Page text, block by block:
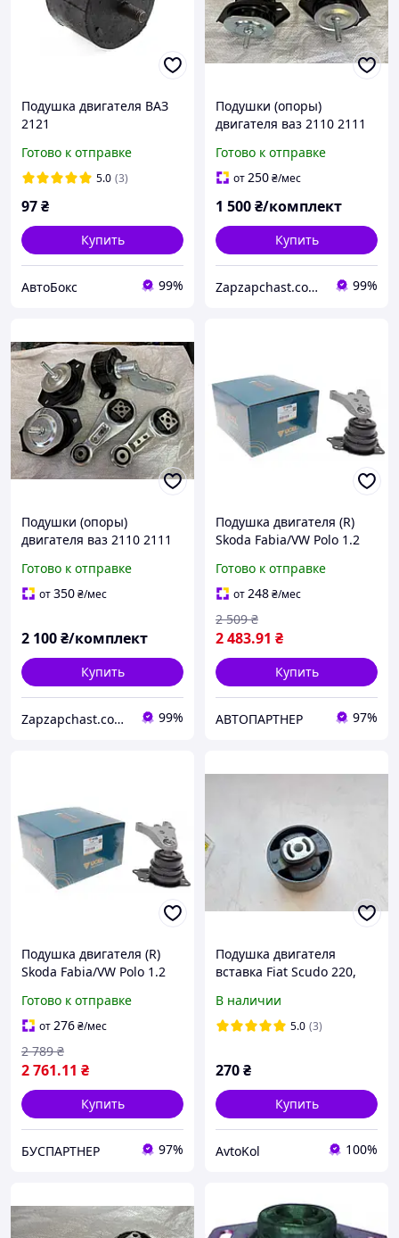
Подушка двигателя ВАЗ
2121
Готово к отправке
5.0 (3)
97₴
Купить
АвтоБокс 99%
Подушки (опоры)
двигателя ваз 2110 2111
Готово к отправке
от250₴/мес
1 500₴/комплект
Купить
Zapzapchast.com.ua Интернет Магазин Автозапчастей 99%
Подушки (опоры)
двигателя ваз 2110 2111
комплект 5 шт
Готово к отправке
от350₴/мес
2 100₴/комплект
Купить
Zapzapchast.com.ua Интернет Магазин Автозапчастей 99%
Подушка двигателя (R)
Skoda Fabia/VW Polo 1.2
Готово к отправке
от248₴/мес
2 483.91 ₴
2 509 ₴
Купить
АВТОПАРТНЕР 97%
Подушка двигателя (R)
Skoda Fabia/VW Polo 1.2
Готово к отправке
от276₴/мес
2 761.11 ₴
2 789 ₴
Купить
БУСПАРТНЕР 97%
Подушка двигателя
вставка Fiat Scudo 220,
Jumpy (1996-2006),
9613305380, 180933
В наличии
5.0 (3)
270₴
Купить
AvtoKol 100%